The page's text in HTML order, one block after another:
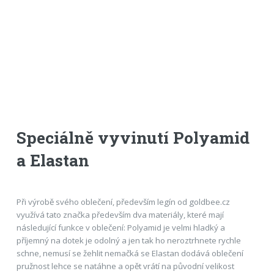
Speciálně vyvinutí Polyamid
a Elastan
Při výrobě svého oblečení, především legín od goldbee.cz
využívá tato značka především dva materiály, které mají
následující funkce v oblečení: Polyamid je velmi hladký a
příjemný na dotek je odolný a jen tak ho neroztrhnete rychle
schne, nemusí se žehlit nemačká se Elastan dodává oblečení
pružnost lehce se natáhne a opět vrátí na původní velikost